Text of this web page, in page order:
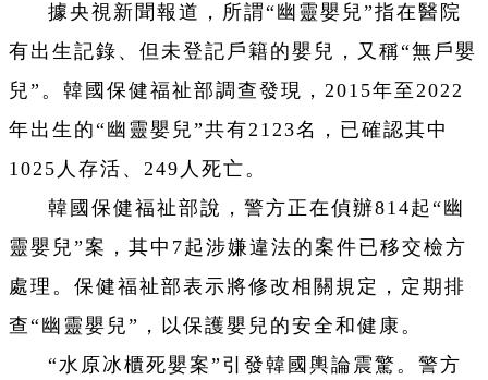
據央視新聞報道，所謂“幽靈嬰兒”指在醫院
有出生記錄、但未登記戶籍的嬰兒，又稱“無戶嬰
兒”。韓國保健福祉部調查發現，2015年至2022
年出生的“幽靈嬰兒”共有2123名，已確認其中
1025人存活、249人死亡。
韓國保健福祉部說，警方正在偵辦814起“幽
靈嬰兒”案，其中7起涉嫌違法的案件已移交檢方
處理。保健福祉部表示將修改相關規定，定期排
查“幽靈嬰兒”，以保護嬰兒的安全和健康。
“水原冰櫃死嬰案”引發韓國輿論震驚。警方